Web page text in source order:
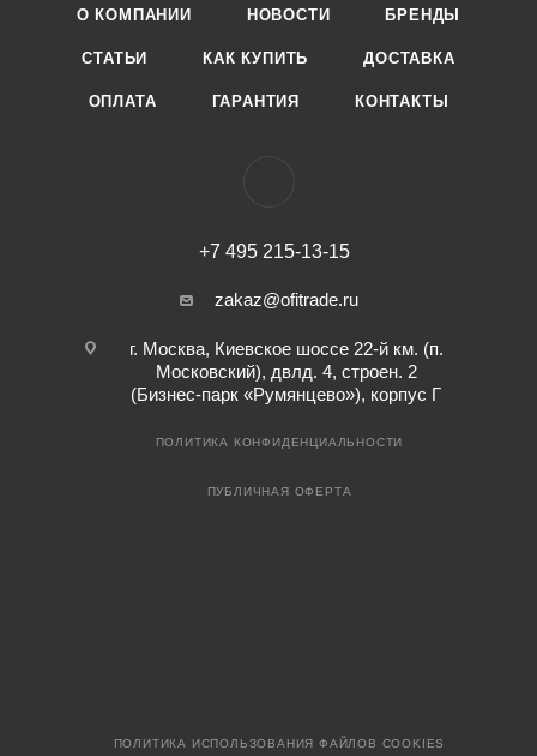
О КОМПАНИИ НОВОСТИ БРЕНДЫ
СТАТЬИ КАК КУПИТЬ ДОСТАВКА
ОПЛАТА ГАРАНТИЯ КОНТАКТЫ
+7 495 215-13-15
zakaz@ofitrade.ru
г. Москва, Киевское шоссе 22-й км. (п.
Московский), двлд. 4, строен. 2
(Бизнес-парк «Румянцево»), корпус Г
ПОЛИТИКА КОНФИДЕНЦИАЛЬНОСТИ
ПУБЛИЧНАЯ ОФЕРТА
ПОЛИТИКА ИСПОЛЬЗОВАНИЯ ФАЙЛОВ COOKIES